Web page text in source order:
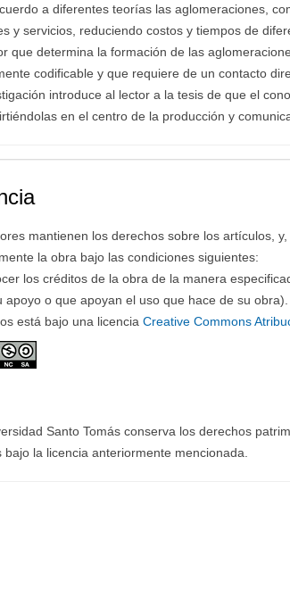
a diferentes teorías las aglomeraciones,
y servicios, reduciendo costos y tiempos de
que determina la formación de las
codificable y que requiere de un contacto
introduce al lector a la tesis de que el
en el centro de la producción y
mantienen los derechos sobre los artículos,
la obra bajo las condiciones siguientes:
los créditos de la obra de la manera
apoyo o que apoyan el uso que hace de su obra).
está bajo una licenciaCreative Commons
Santo Tomás conserva los derechos
bajo la licencia anteriormente mencionada.